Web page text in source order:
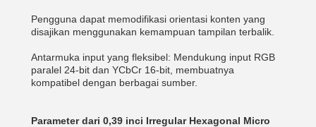
Pengguna dapat memodifikasi orientasi konten yang
disajikan menggunakan kemampuan tampilan terbalik.
Antarmuka input yang fleksibel: Mendukung input RGB
paralel 24-bit dan YCbCr 16-bit, membuatnya
kompatibel dengan berbagai sumber.
Parameter dari 0,39 inci Irregular Hexagonal Micro